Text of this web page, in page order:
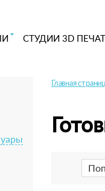
СТУДИИ 3D
Главная